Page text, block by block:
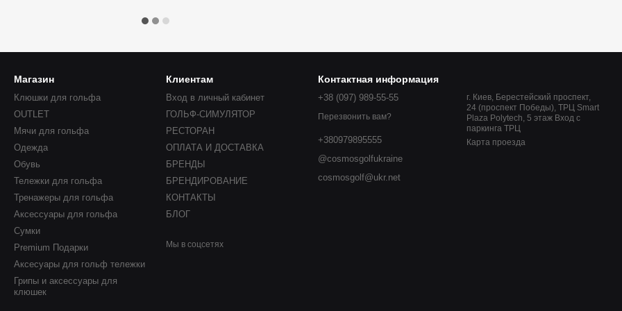
Магазин
Клюшки для гольфа
OUTLET
Мячи для гольфа
Одежда
Обувь
Тележки для гольфа
Тренажеры для гольфа
Аксессуары для гольфа
Сумки
Premium Подарки
Аксесуары для гольф тележки
Грипы и аксессуары для
клюшек
Клиентам
Вход в личный кабинет
ГОЛЬФ-СИМУЛЯТОР
РЕСТОРАН
ОПЛАТА И ДОСТАВКА
БРЕНДЫ
БРЕНДИРОВАНИЕ
КОНТАКТЫ
БЛОГ
Мы в соцсетях
Контактная информация
+38 (097) 989-55-55
Перезвонить вам?
+380979895555
@cosmosgolfukraine
cosmosgolf@ukr.net
г. Киев, Берестейский проспект,
24 (проспект Победы), ТРЦ Smart
Plaza Polytech, 5 этаж Вход с
паркинга ТРЦ
Карта проезда